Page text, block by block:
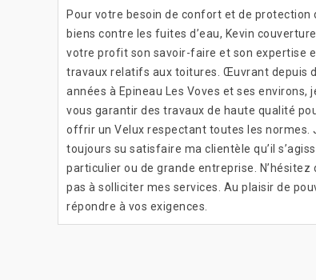
Pour votre besoin de confort et de protection
biens contre les fuites d’eau, Kevin
votre profit son savoir-faire et son expertise
travaux relatifs aux toitures. Œuvrant depuis
années à Epineau Les Voves et ses environs,
vous garantir des travaux de haute qualité
offrir un Velux respectant toutes les normes.
toujours su satisfaire ma clientèle qu’il
particulier ou de grande entreprise. N’hésitez
pas à solliciter mes services. Au plaisir de
répondre à vos exigences.